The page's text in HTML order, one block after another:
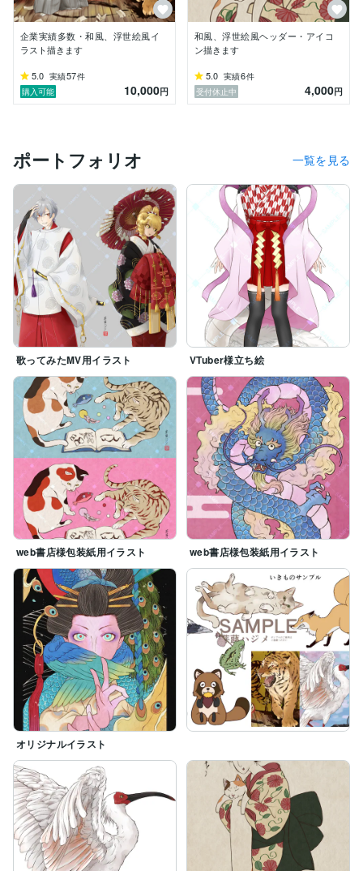
企業実績多数・和風、浮世絵風イ
ラスト描きます
5.0 実績57件
購入可能
10,000円
和風、浮世絵風ヘッダー・アイコ
ン描きます
5.0 実績6件
受付休止中
4,000円
ポートフォリオ 一覧を見る
歌ってみたMV用イラスト VTuber様立ち絵
web書店様包装紙用イラスト web書店様包装紙用イラスト
オリジナルイラスト